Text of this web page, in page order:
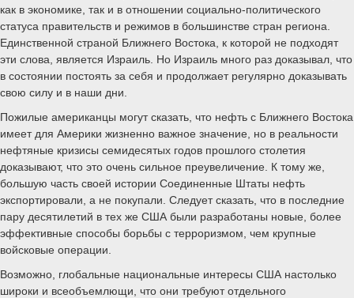
как в экономике, так и в отношении социально-политического
статуса правительств и режимов в большинстве стран региона.
Единственной страной Ближнего Востока, к которой не подходят
эти слова, является Израиль. Но Израиль много раз доказывал, что
в состоянии постоять за себя и продолжает регулярно доказывать
свою силу и в наши дни.
Пожилые американцы могут сказать, что нефть с Ближнего Востока
имеет для Америки жизненно важное значение, но в реальности
нефтяные кризисы семидесятых годов прошлого столетия
доказывают, что это очень сильное преувеличение. К тому же,
большую часть своей истории Соединенные Штаты нефть
экспортировали, а не покупали. Следует сказать, что в последние
пару десятилетий в тех же США были разработаны новые, более
эффективные способы борьбы с терроризмом, чем крупные
войсковые операции.
Возможно, глобальные национальные интересы США настолько
широки и всеобъемлющи, что они требуют отдельного